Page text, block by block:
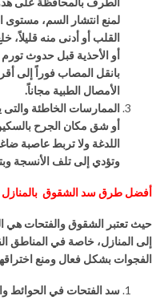
لمنع انتشار السم،
القلب أو أدنى منه قليلاً،
أو الأحذية قبل حدوث
بانقل المصاب فوراً إلى
الأمصال الطبية مجاناً.
الممارسات الخاطئة والتى
أو شق مكان الجرح
اللدغة ولا تربط عاصبة
وتؤدي إلى تلف الأنسجة
أفضل طرق سد الشقوق بالمنازل
حيث تعتبر الشقوق والفتحات هي
إلى المنازل، خاصة في المناطق
الفجوات بشكل فعال ومنع
سد الفتحات في الحوائط